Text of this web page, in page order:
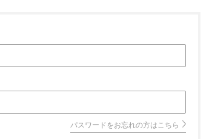
パスワードをお忘れの方はこちら